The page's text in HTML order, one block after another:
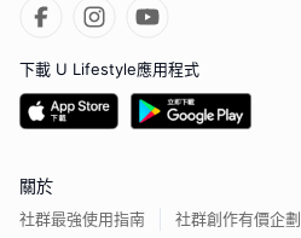
下載 U Lifestyle應用程式
關於
社群最強使用指南 社群創作有價企劃